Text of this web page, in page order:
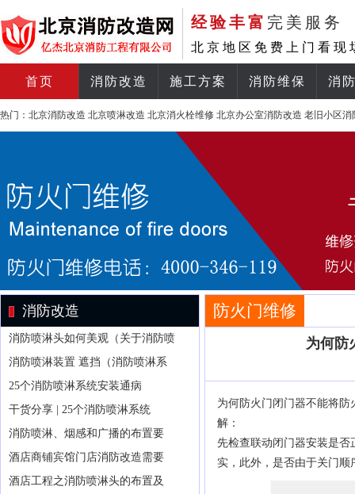
经验丰富 完美服务
北京地区免费上门看现
首页 消防改造 施工方案 消防维保 消
热门： 北京消防改造 北京喷淋改造 北京消火栓维修 北京办公室消防改造 老旧小区消
消防改造
消防喷淋头如何美观（关于消防喷
消防喷淋装置 遮挡（消防喷淋系
25个消防喷淋系统安装通病
干货分享 | 25个消防喷淋系统
消防喷淋、烟感和广播的布置要
酒店商铺宾馆门店消防改造需要
酒店工程之消防喷淋头的布置及
防火门维修
为何防
为何防火门闭门器不能将
解：
先检查联动闭门器安装是
实，此外，是否由于关门